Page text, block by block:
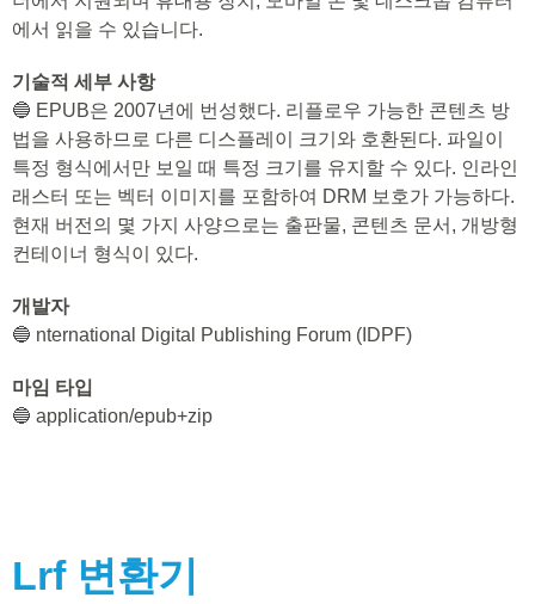
에서 읽을 수 있습니다.
기술적 세부 사항
🔵 EPUB은 2007년에 번성했다. 리플로우 가능한 콘텐츠 방
법을 사용하므로 다른 디스플레이 크기와 호환된다. 파일이
특정 형식에서만 보일 때 특정 크기를 유지할 수 있다. 인라인
래스터 또는 벡터 이미지를 포함하여 DRM 보호가 가능하다.
현재 버전의 몇 가지 사양으로는 출판물, 콘텐츠 문서, 개방형
컨테이너 형식이 있다.
개발자
🔵 nternational Digital Publishing Forum (IDPF)
마임 타입
🔵 application/epub+zip
Lrf 변환기